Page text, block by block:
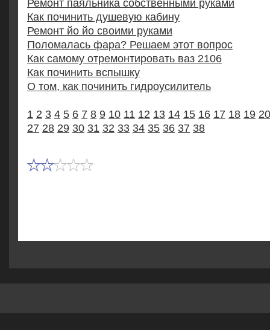
Ремонт паяльника собственными руками
Как починить душевую кабину
Ремонт йо йо своими руками
Поломалась фара? Решаем этот вопрос
Как самому отремонтировать ваз 2106
Как починить вспышку
О том, как починить гидроусилитель
1 2 3 4 5 6 7 8 9 10 11 12 13 14 15 16 17 18 19 20
27 28 29 30 31 32 33 34 35 36 37 38